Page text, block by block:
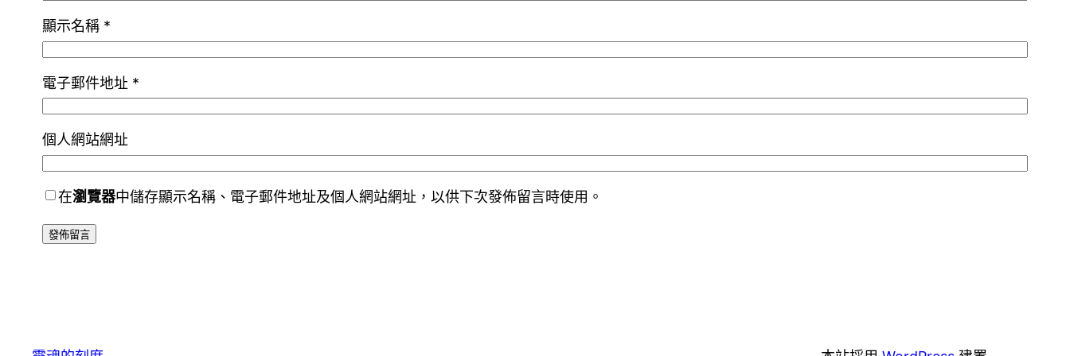
顯示名稱 *
電子郵件地址 *
個人網站網址
在瀏覽器中儲存顯示名稱、電子郵件地址及個人網站網址，以供下次發佈留言時使用。